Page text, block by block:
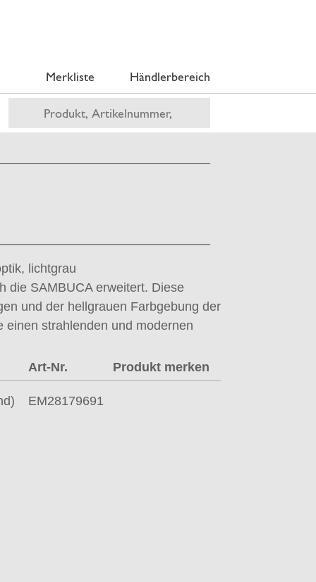
Merkliste Händlerbereich
lichtgrau
die SAMBUCA erweitert. Diese
und der hellgrauen Farbgebung der
einen strahlenden und modernen
Art-Nr. Produkt merken
EM28179691